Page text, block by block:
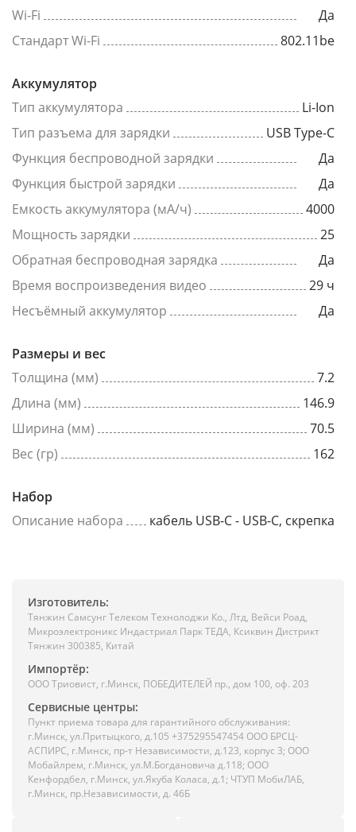
Wi-Fi
Да
Стандарт Wi-Fi
802.11be
Аккумулятор
Тип аккумулятора
Li-Ion
Тип разъема для зарядки
USB Type-C
Функция беспроводной зарядки
Да
Функция быстрой зарядки
Да
Емкость аккумулятора (мА/ч)
4000
Мощность зарядки
25
Обратная беспроводная зарядка
Да
Время воспроизведения видео
29 ч
Несъёмный аккумулятор
Да
Размеры и вес
Толщина (мм)
7.2
Длина (мм)
146.9
Ширина (мм)
70.5
Вес (гр)
162
Набор
Описание набора
кабель USB-C - USB-C, скрепка
Изготовитель:
Тянжин Самсунг Телеком Технолоджи Ко., Лтд, Вейси Роад,
Микроэлектроникс Индастриал Парк ТЕДА, Ксиквин Дистрикт
Тянжин 300385, Китай
Импортёр:
ООО Триовист, г.Минск, ПОБЕДИТЕЛЕЙ пр., дом 100, оф. 203
Сервисные центры:
Пункт приема товара для гарантийного обслуживания:
г.Минск, ул.Притыцкого, д.105 +375295547454 ООО БРСЦ-
АСПИРС, г.Минск, пр-т Независимости, д.123, корпус 3; ООО
Мобайлрем, г.Минск, ул.М.Богдановича д.118; ООО
Кенфордбел, г.Минск, ул.Якуба Коласа, д.1; ЧТУП МобиЛАБ,
г.Минск, пр.Независимости, д. 46Б